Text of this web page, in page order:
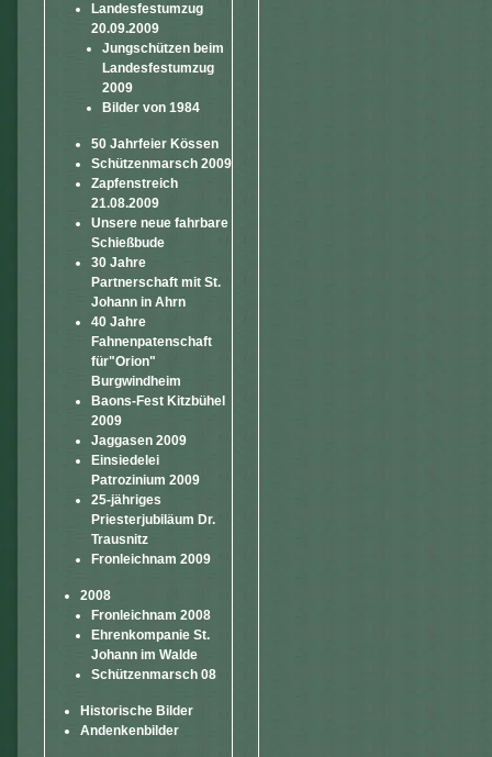
Landesfestumzug
20.09.2009
Jungschützen beim
Landesfestumzug
2009
Bilder von 1984
50 Jahrfeier Kössen
Schützenmarsch 2009
Zapfenstreich
21.08.2009
Unsere neue fahrbare
Schießbude
30 Jahre
Partnerschaft mit St.
Johann in Ahrn
40 Jahre
Fahnenpatenschaft
für"Orion"
Burgwindheim
Baons-Fest Kitzbühel
2009
Jaggasen 2009
Einsiedelei
Patrozinium 2009
25-jähriges
Priesterjubiläum Dr.
Trausnitz
Fronleichnam 2009
2008
Fronleichnam 2008
Ehrenkompanie St.
Johann im Walde
Schützenmarsch 08
Historische Bilder
Andenkenbilder